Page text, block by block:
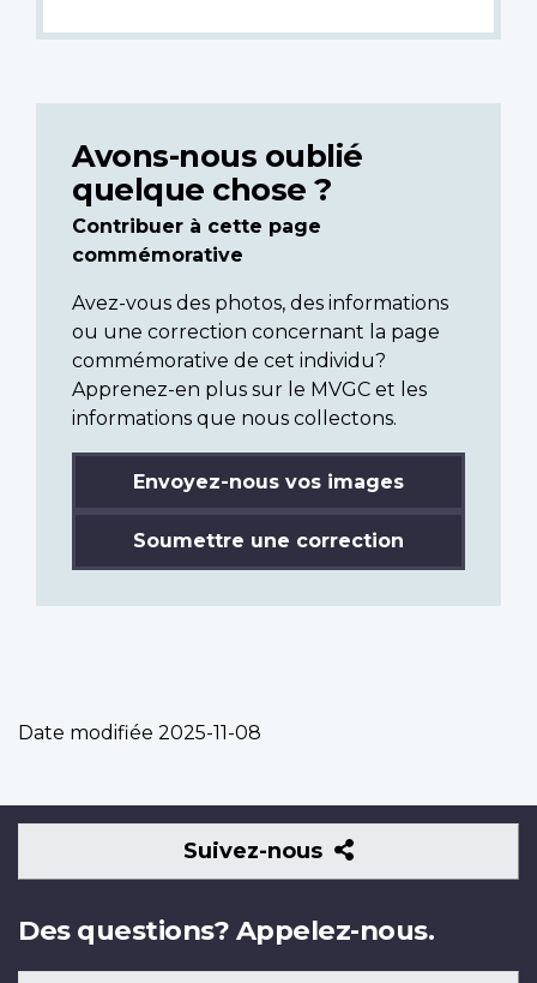
Avons-nous oublié
quelque chose ?
Contribuer à cette page
commémorative
Avez-vous des photos, des informations
ou une correction concernant la page
commémorative de cet individu?
Apprenez-en plus sur le MVGC et les
informations que nous collectons.
Envoyez-nous vos images
Soumettre une correction
Date modifiée 2025-11-08
Suivez-nous
Suivez-
nous
Des questions? Appelez-nous.